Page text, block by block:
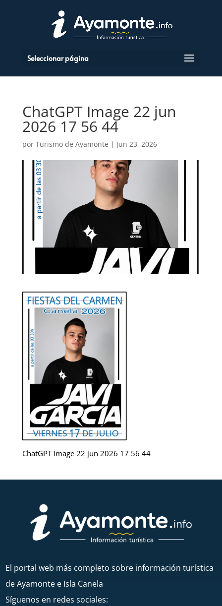
Seleccionar página
ChatGPT Image 22 jun
2026 17 56 44
por Turismo de Ayamonte | Jun 23, 2026
ChatGPT Image 22 jun 2026 17 56 44
El portal web más completo sobre información turística
de Ayamonte e Isla Canela
Síguenos en redes sociales: